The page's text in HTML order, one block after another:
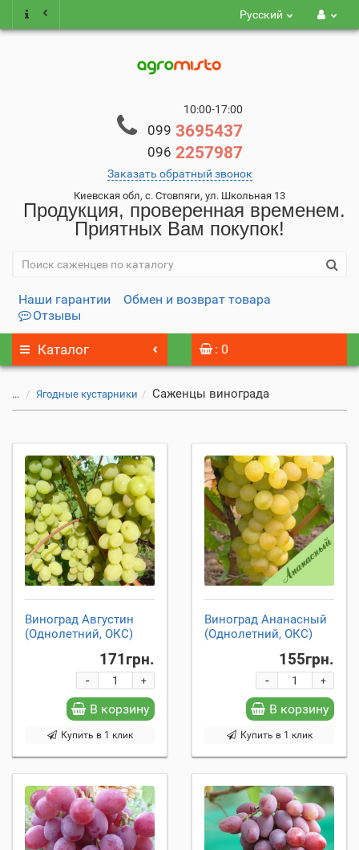
Русский
10:00-17:00
099 3695437
096 2257987
Заказать обратный звонок
Киевская обл, с. Стовпяги, ул. Школьная 13
Продукция, проверенная временем.
Приятных Вам покупок!
Наши гарантии
Обмен и возврат товара
Отзывы
Каталог : 0
... Ягодные кустарники Саженцы винограда
Виноград Августин
(Однолетний, ОКС)
171грн.
+
-
В корзину
Купить в 1 клик
Виноград Ананасный
(Однолетний, ОКС)
155грн.
+
-
В корзину
Купить в 1 клик